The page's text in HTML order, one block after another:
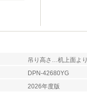
吊り高さ…机上面よ
DPN-42680YG
2026年度版